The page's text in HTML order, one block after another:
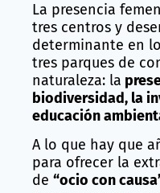
La presencia
tres centros y
determinante en
tres parques de
naturaleza: la
biodiversidad, la
educación
A lo que hay que
para ofrecer la
de “ocio con